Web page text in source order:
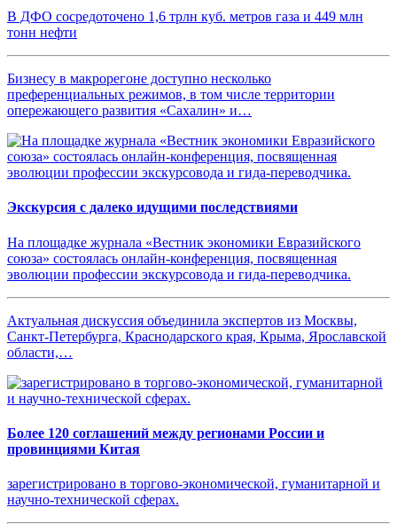
В ДФО сосредоточено 1,6 трлн куб. метров газа и 449 млн
тонн нефти
Бизнесу в макрорегоне доступно несколько
преференциальных режимов, в том числе территории
опережающего развития «Сахалин» и…
Экскурсия с далеко идущими последствиями
На площадке журнала «Вестник экономики Евразийского
союза» состоялась онлайн-конференция, посвященная
эволюции профессии экскурсовода и гида-переводчика.
Актуальная дискуссия объединила экспертов из Москвы,
Санкт-Петербурга, Краснодарского края, Крыма, Ярославской
области,…
Более 120 соглашений между регионами России и
провинциями Китая
зарегистрировано в торгово-экономической, гуманитарной и
научно-технической сферах.